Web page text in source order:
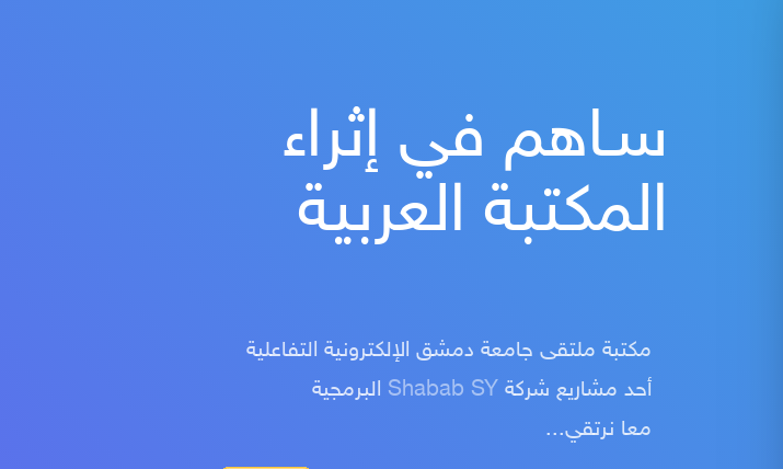
سـاهم في إثراء
المكتبة العربية
مكتبة ملتقى جامعة دمشق الإلكترونية التفاعلية
أحد مشاريع شركة Shabab SY البرمجية
معا نرتقي...